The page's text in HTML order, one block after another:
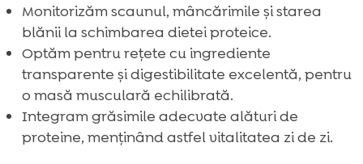
Monitorizăm scaunul, mâncărimile și starea
blănii la schimbarea dietei proteice.
Optăm pentru rețete cu ingrediente
transparente și digestibilitate excelentă, pentru
o masă musculară echilibrată.
Integram grăsimile adecvate alături de
proteine, menținând astfel vitalitatea zi de zi.